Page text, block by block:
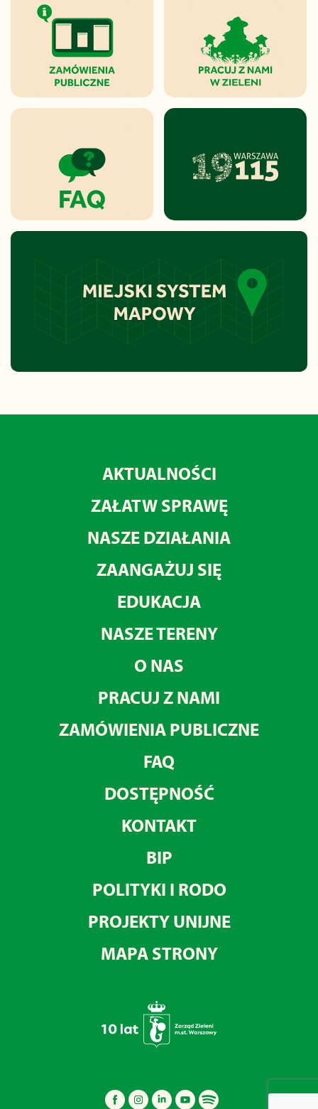
AKTUALNOŚCI
ZAŁATW SPRAWĘ
NASZE DZIAŁANIA
ZAANGAŻUJ SIĘ
EDUKACJA
NASZE TERENY
O NAS
PRACUJ Z NAMI
ZAMÓWIENIA PUBLICZNE
FAQ
DOSTĘPNOŚĆ
KONTAKT
BIP
POLITYKI I RODO
PROJEKTY UNIJNE
MAPA STRONY